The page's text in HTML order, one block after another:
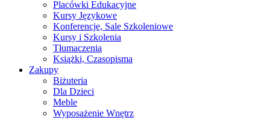
Placówki Edukacyjne
Kursy Językowe
Konferencje, Sale Szkoleniowe
Kursy i Szkolenia
Tłumaczenia
Książki, Czasopisma
Zakupy
Biżuteria
Dla Dzieci
Meble
Wyposażenie Wnętrz